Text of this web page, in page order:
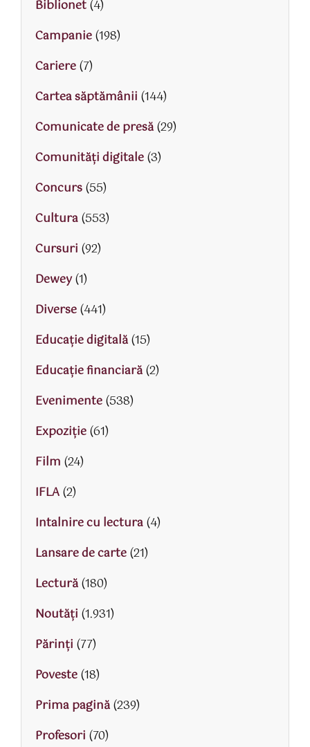
Biblionet(4)
Campanie(198)
Cariere(7)
Cartea săptămânii (144)
Comunicate de presă(29)
Comunități digitale(3)
Concurs(55)
Cultura(553)
Cursuri (92)
Dewey(1)
Diverse(441)
Educaţie digitală(15)
Educaţie financiară(2)
Evenimente(538)
Expoziție(61)
Film (24)
IFLA(2)
Intalnire cu lectura(4)
Lansare de carte(21)
Lectură(180)
Noutăți (1.931)
Părinţi (77)
Poveste(18)
Prima pagină(239)
Profesori (70)